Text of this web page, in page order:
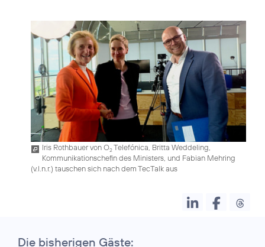
Iris Rothbauer von O2Telefónica, Britta Weddeling,
Kommunikationschefin des Ministers, und Fabian Mehring
(v.l.n.r.) tauschen sich nach dem TecTalk aus
Die bisherigen Gäste: